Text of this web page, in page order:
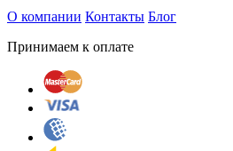
О компании Контакты Блог
Принимаем к оплате